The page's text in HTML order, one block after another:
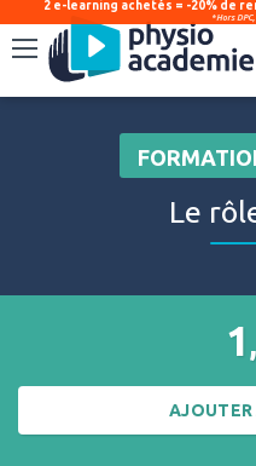
2 e-learning achetés = -20% de
*Hors
Le
1
AJOUTER